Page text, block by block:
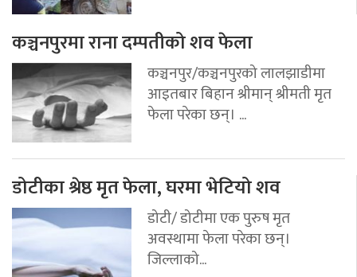
कञ्चनपुरमा राना दम्पतीको शव फेला
कञ्चनपुर/कञ्चनपुरको लालझाडीमा
आइतबार बिहान श्रीमान् श्रीमती मृत
फेला परेका छन्। ...
डोटीका श्रेष्ठ मृत फेला, घरमा भेटियो शव
डोटी/ डोटीमा एक पुरुष मृत
अवस्थामा फेला परेका छन्।
जिल्लाको...